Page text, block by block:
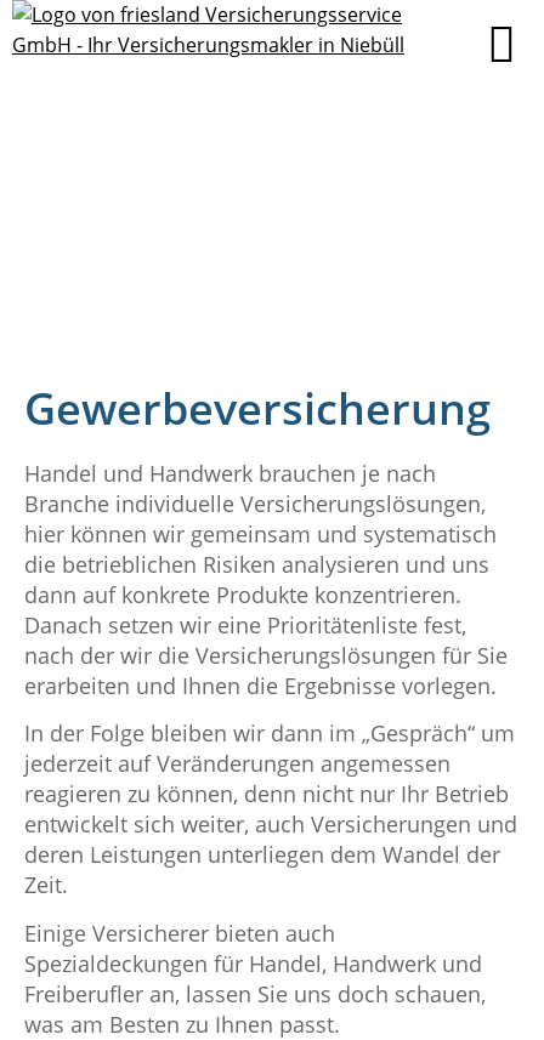
Gewerbeversicherung
Handel und Handwerk brauchen je nach
Branche individuelle Versicherungslösungen,
hier können wir gemeinsam und systematisch
die betrieblichen Risiken analysieren und uns
dann auf konkrete Produkte konzentrieren.
Danach setzen wir eine Prioritätenliste fest,
nach der wir die Versicherungslösungen für Sie
erarbeiten und Ihnen die Ergebnisse vorlegen.
In der Folge bleiben wir dann im „Gespräch“ um
jederzeit auf Veränderungen angemessen
reagieren zu können, denn nicht nur Ihr Betrieb
entwickelt sich weiter, auch Versicherungen und
deren Leistungen unterliegen dem Wandel der
Zeit.
Einige Versicherer bieten auch
Spezialdeckungen für Handel, Handwerk und
Freiberufler an, lassen Sie uns doch schauen,
was am Besten zu Ihnen passt.